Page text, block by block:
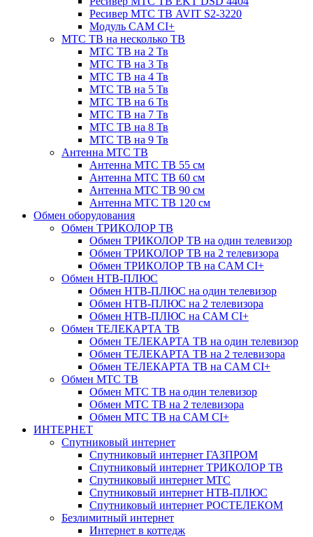
Ресивер МТС ТВ AVIT S2-3220
Модуль CAM CI+
МТС ТВ на несколько ТВ
МТС ТВ на 2 Тв
МТС ТВ на 3 Тв
МТС ТВ на 4 Тв
МТС ТВ на 5 Тв
МТС ТВ на 6 Тв
МТС ТВ на 7 Тв
МТС ТВ на 8 Тв
МТС ТВ на 9 Тв
Антенна МТС ТВ
Антенна МТС ТВ 55 см
Антенна МТС ТВ 60 см
Антенна МТС ТВ 90 см
Антенна МТС ТВ 120 см
Обмен оборудования
Обмен ТРИКОЛОР ТВ
Обмен ТРИКОЛОР ТВ на один телевизор
Обмен ТРИКОЛОР ТВ на 2 телевизора
Обмен ТРИКОЛОР ТВ на CAM CI+
Обмен НТВ-ПЛЮС
Обмен НТВ-ПЛЮС на один телевизор
Обмен НТВ-ПЛЮС на 2 телевизора
Обмен НТВ-ПЛЮС на CAM CI+
Обмен ТЕЛЕКАРТА ТВ
Обмен ТЕЛЕКАРТА ТВ на один телевизор
Обмен ТЕЛЕКАРТА ТВ на 2 телевизора
Обмен ТЕЛЕКАРТА ТВ на CAM CI+
Обмен МТС ТВ
Обмен МТС ТВ на один телевизор
Обмен МТС ТВ на 2 телевизора
Обмен МТС ТВ на CAM CI+
ИНТЕРНЕТ
Спутниковый интернет
Спутниковый интернет ГАЗПРОМ
Спутниковый интернет ТРИКОЛОР ТВ
Спутниковый интернет МТС
Спутниковый интернет НТВ-ПЛЮС
Спутниковый интернет РОСТЕЛЕКОМ
Безлимитный интернет
Интернет в коттедж